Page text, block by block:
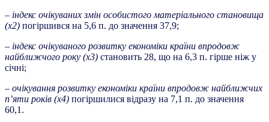
– індекс очікуваних змін особистого матеріального становища
(х2) погіршився на 5,6 п. до значення 37,9;
– індекс очікуваного розвитку економіки країни впродовж
найближчого року (х3) становить 28, що на 6,3 п. гірше ніж у
січні;
– очікування розвитку економіки країни впродовж найближчих
п’яти років (х4) погіршилися відразу на 7,1 п. до значення
60,1.